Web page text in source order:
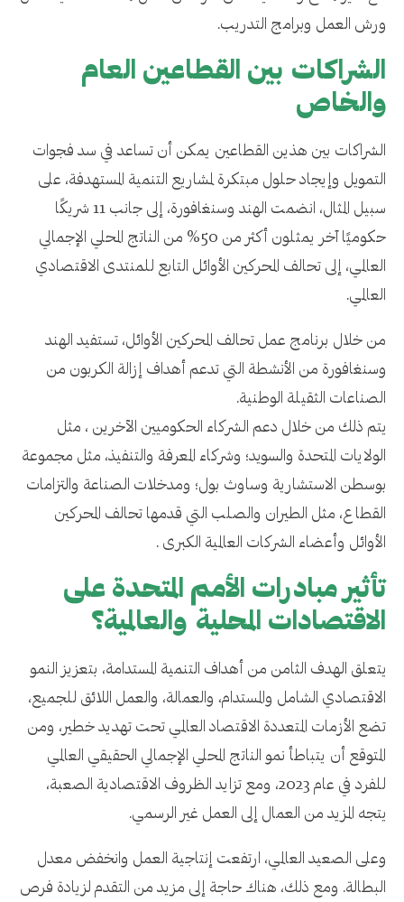
ورش العمل وبرامج التدريب.
الشراكات بين القطاعين العام
والخاص
الشراكات بين هذين القطاعين يمكن أن تساعد في سد فجوات
التمويل وإيجاد حلول مبتكرة لمشاريع التنمية المستهدفة، على
سبيل المثال، انضمت الهند وسنغافورة، إلى جانب 11 شريكًا
حكوميًا آخر يمثلون أكثر من 50% من الناتج المحلي الإجمالي
العالمي، إلى تحالف المحركين الأوائل التابع للمنتدى الاقتصادي
العالمي.
من خلال برنامج عمل تحالف المحركين الأوائل، تستفيد الهند
وسنغافورة من الأنشطة التي تدعم أهداف إزالة الكربون من
الصناعات الثقيلة الوطنية.
يتم ذلك من خلال دعم الشركاء الحكوميين الآخرين ، مثل
الولايات المتحدة والسويد؛ وشركاء المعرفة والتنفيذ، مثل مجموعة
بوسطن الاستشارية وساوث بول؛ ومدخلات الصناعة والتزامات
القطاع، مثل الطيران والصلب التي قدمها تحالف المحركين
الأوائل وأعضاء الشركات العالمية الكبرى .
تأثير مبادرات الأمم المتحدة على
الاقتصادات المحلية والعالمية؟
يتعلق الهدف الثامن من أهداف التنمية المستدامة، بتعزيز النمو
الاقتصادي الشامل والمستدام، والعمالة، والعمل اللائق للجميع،
تضع الأزمات المتعددة الاقتصاد العالمي تحت تهديد خطير، ومن
المتوقع أن يتباطأ نمو الناتج المحلي الإجمالي الحقيقي العالمي
للفرد في عام 2023، ومع تزايد الظروف الاقتصادية الصعبة،
يتجه المزيد من العمال إلى العمل غير الرسمي.
وعلى الصعيد العالمي، ارتفعت إنتاجية العمل وانخفض معدل
البطالة. ومع ذلك، هناك حاجة إلى مزيد من التقدم لزيادة فرص